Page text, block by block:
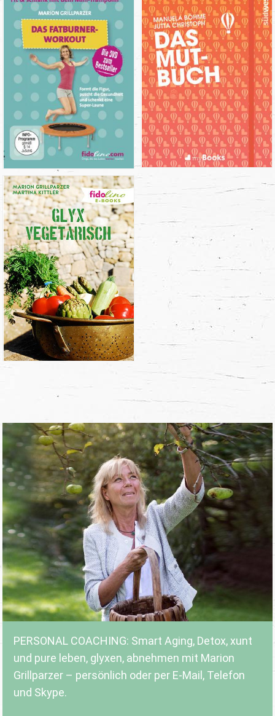
PERSONAL COACHING: Smart Aging, Detox, xunt
und pure leben, glyxen, abnehmen mit Marion
Grillparzer – persönlich oder per E-Mail, Telefon
und Skype.